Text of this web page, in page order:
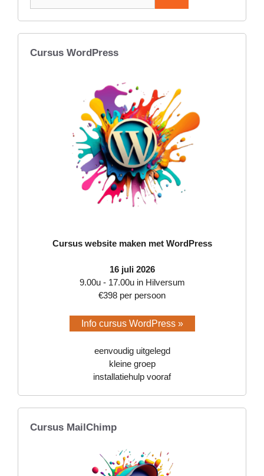
Cursus WordPress
Cursus website maken met WordPress
16 juli 2026
9.00u - 17.00u in Hilversum
€398 per persoon
Info cursus WordPress »
eenvoudig uitgelegd
kleine groep
installatiehulp vooraf
Cursus MailChimp